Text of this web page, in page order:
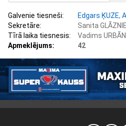
Galvenie tiesneši: Edgars ĶUZE,
Sekretāre:
Sanita
Tīrā laika tiesnesis:
Vadims
Apmeklējums:
42